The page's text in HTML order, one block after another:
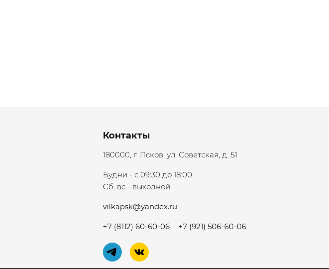
Контакты
180000, г. Псков, ул. Советская, д. 51
Будни - с 09:30 до 18:00
Сб, вс - выходной
vilkapsk@yandex.ru
+7 (8112) 60-60-06 +7 (921) 506-60-06